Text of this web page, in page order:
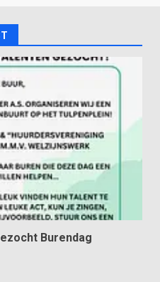
Burendag